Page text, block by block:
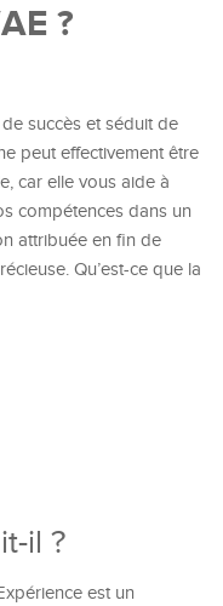
?
succès et séduit de
peut effectivement être
car elle vous aide à
compétences dans un
attribuée en fin de
Qu’est-ce que la
il ?
est un